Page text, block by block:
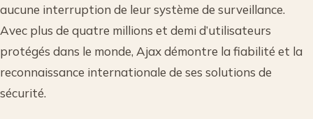
aucune interruption de leur système de surveillance.
Avec plus de quatre millions et demi d’utilisateurs
protégés dans le monde, Ajax démontre la fiabilité et la
reconnaissance internationale de ses solutions de
sécurité.